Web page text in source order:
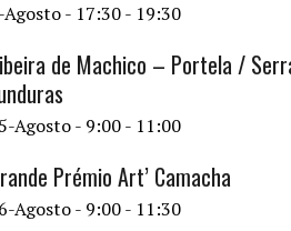
Agosto - 17:30- 19:30
de Machico – Portela /
Agosto - 9:00- 11:00
Prémio Art’ Camacha
Agosto - 9:00- 11:30